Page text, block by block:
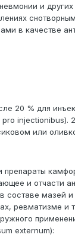
и
в качестве
20 % для
injectionibus).
или
препараты
и отчасти
составе мазей и
ревматизме и
externum):